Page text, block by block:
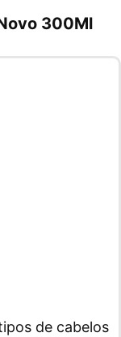
300Ml
de cabelos